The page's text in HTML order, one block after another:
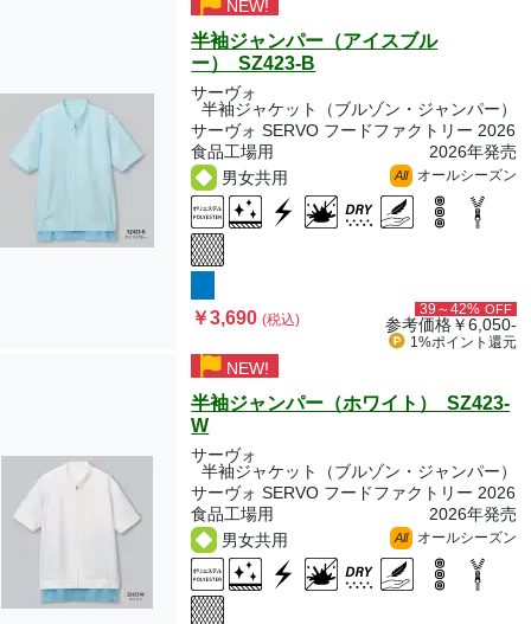
NEW!
半袖ジャンパー（アイスブル
ー） SZ423-B
サーヴォ
半袖ジャケット（ブルゾン・ジャンパー）
サーヴォ SERVO フードファクトリー 2026
食品工場用
2026年発売
男女共用
All オールシーズン
￥3,690(税込)
39～42% OFF
参考価格￥6,050-
1%ポイント 還元
NEW!
半袖ジャンパー（ホワイト） SZ423-
W
サーヴォ
半袖ジャケット（ブルゾン・ジャンパー）
サーヴォ SERVO フードファクトリー 2026
食品工場用
2026年発売
男女共用
All オールシーズン